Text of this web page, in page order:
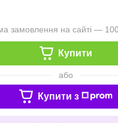
замовлення на сайті —
Купити
або
Купити з